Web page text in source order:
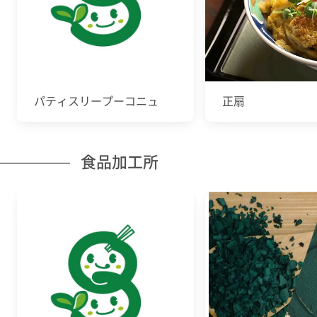
パティスリープーコニュ 正扇
食品加工所